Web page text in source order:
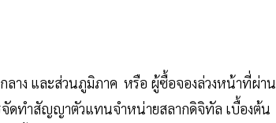
าง และส่วนภูมิภาค หรือ ผู้ซื้อจองล่วงหน้าที่ผ่าน
ดทำสัญญาตัวแทนจำหน่ายสลากดิจิทัล เบื้องต้น